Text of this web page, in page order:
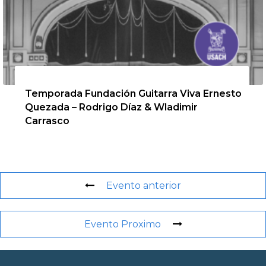
Temporada Fundación Guitarra Viva Ernesto
Quezada – Rodrigo Díaz & Wladimir
Carrasco
Evento anterior
Evento Proximo